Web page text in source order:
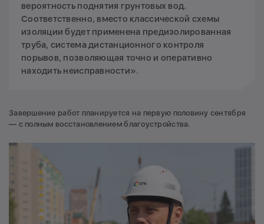
вероятность поднятия грунтовых вод.
Соответственно, вместо классической схемы
изоляции будет применена предизолированная
труба, система дистанционного контроля
порывов, позволяющая точно и оперативно
находить неисправности».
Завершение работ планируется на первую половину сентября
— с полным восстановлением благоустройства.